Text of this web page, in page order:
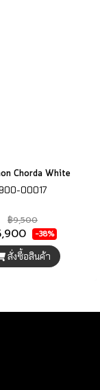
Chorda White
00017
฿9,500
-38%
สั่งซื้อสินค้า